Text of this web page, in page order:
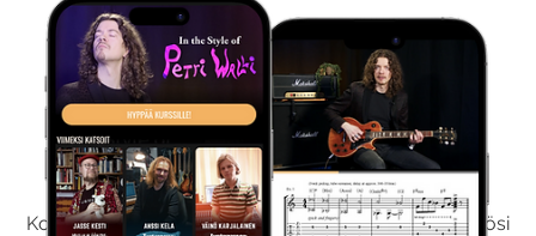
Kokeile Ilmaiseksi
Kokeilemalla ilmaiseksi saat koko sisältömme käyttöösi